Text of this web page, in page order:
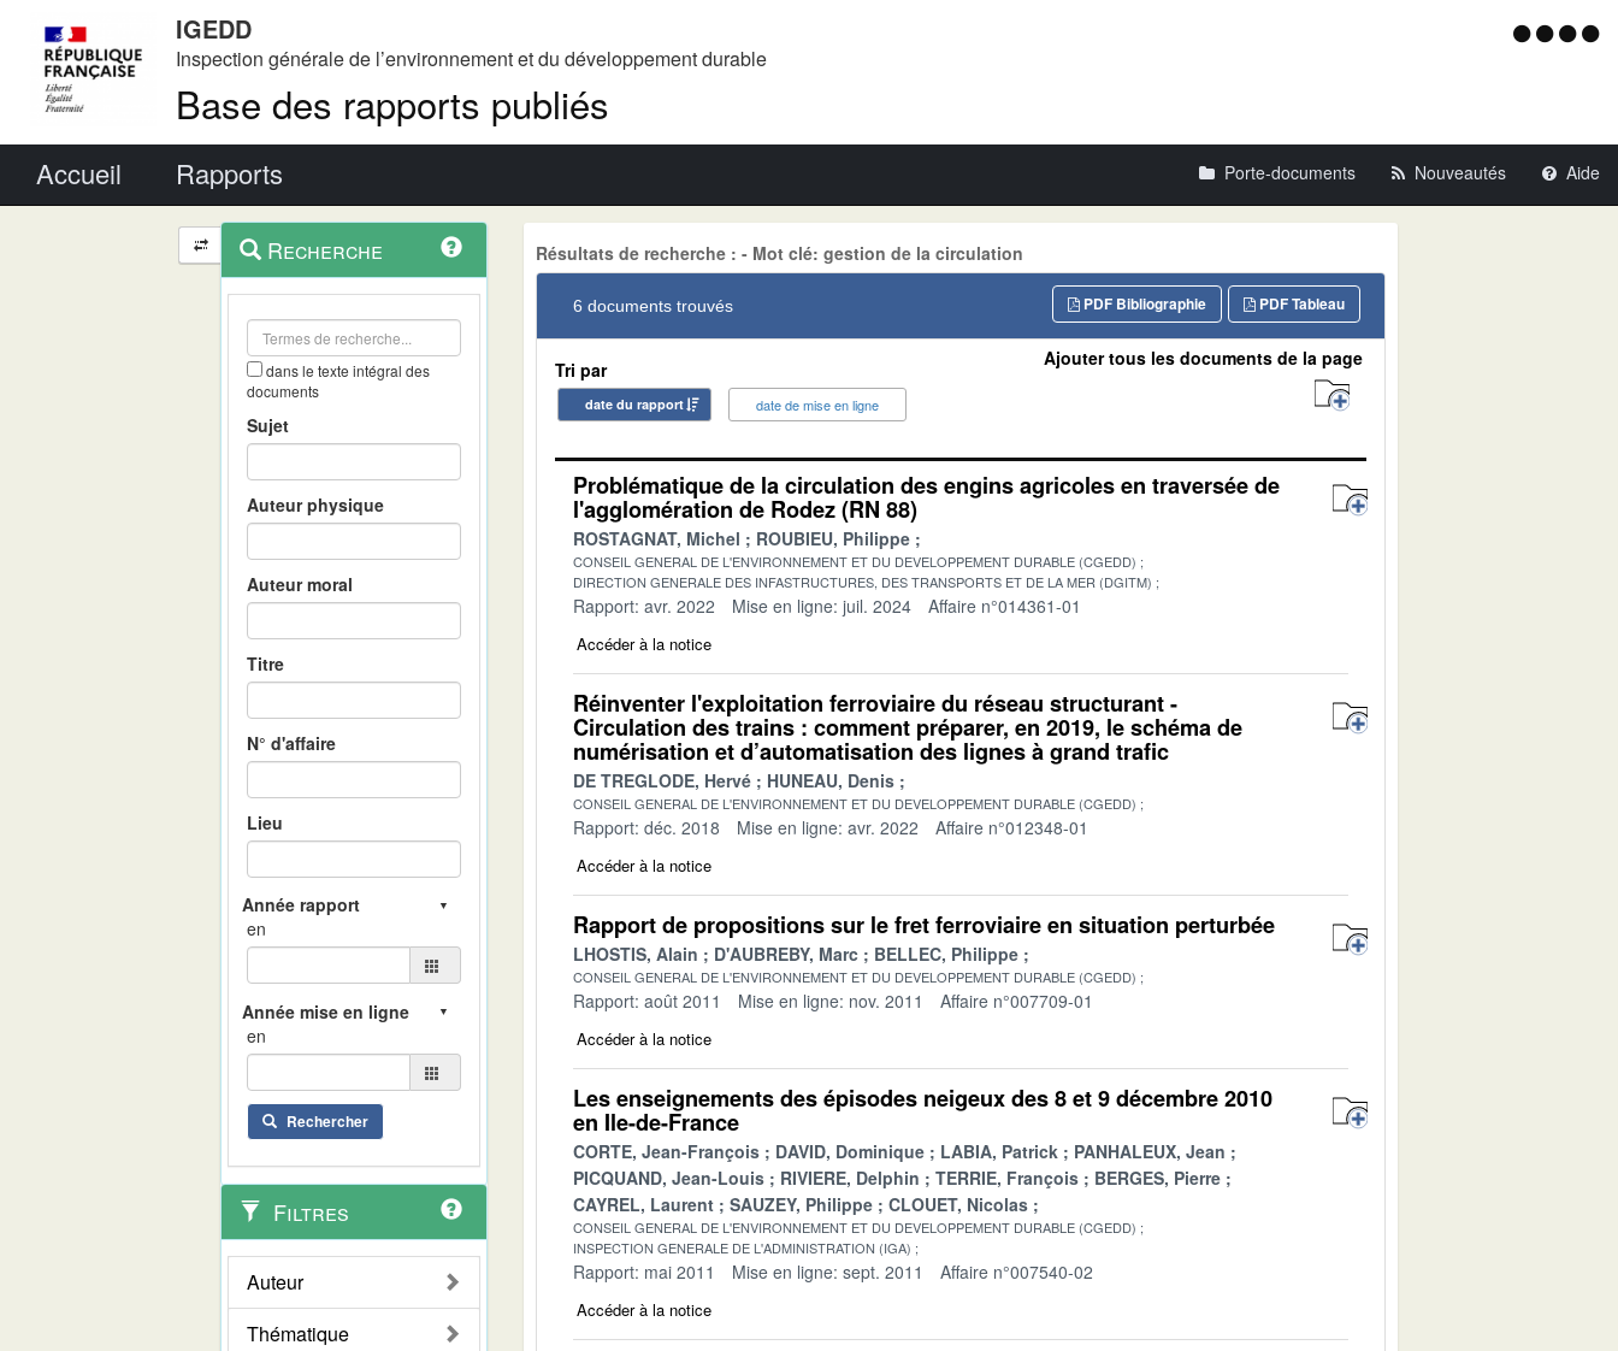
IGEDD
Inspection générale de l’environnement et du développement durable
Base des rapports publiés
Menu
Accueil Rapports Porte-documents Nouveautés Aide
Navigation
et
outils
contextuel
Recherche
dans le texte intégral des
documents
Sujet
Auteur physique
Auteur moral
Titre
N° d'affaire
Lieu
en
en
Rechercher
Filtres
Auteur
Thématique
Résultats de recherche : - Mot clé: gestion de la circulation
6 documents trouvés PDF Tableau
PDF Bibliographie
Tri par
date du rapport date de mise en ligne
Ajouter tous les documents de la page
Problématique de la circulation des engins agricoles en traversée de
l'agglomération de Rodez (RN 88)
ROSTAGNAT, Michel ROUBIEU, Philippe
CONSEIL GENERAL DE L'ENVIRONNEMENT ET DU DEVELOPPEMENT DURABLE (CGEDD)
DIRECTION GENERALE DES INFASTRUCTURES, DES TRANSPORTS ET DE LA MER (DGITM)
Rapport: avr. 2022 Mise en ligne: juil. 2024 Affaire n°014361-01
Accéder à la notice
Réinventer l'exploitation ferroviaire du réseau structurant -
Circulation des trains : comment préparer, en 2019, le schéma de
numérisation et d’automatisation des lignes à grand trafic
DE TREGLODE, Hervé HUNEAU, Denis
CONSEIL GENERAL DE L'ENVIRONNEMENT ET DU DEVELOPPEMENT DURABLE (CGEDD)
Rapport: déc. 2018 Mise en ligne: avr. 2022 Affaire n°012348-01
Accéder à la notice
Rapport de propositions sur le fret ferroviaire en situation perturbée
LHOSTIS, Alain D'AUBREBY, Marc BELLEC, Philippe
CONSEIL GENERAL DE L'ENVIRONNEMENT ET DU DEVELOPPEMENT DURABLE (CGEDD)
Rapport: août 2011 Mise en ligne: nov. 2011 Affaire n°007709-01
Accéder à la notice
Les enseignements des épisodes neigeux des 8 et 9 décembre 2010
en Ile-de-France
CORTE, Jean-François DAVID, Dominique LABIA, Patrick
PANHALEUX, Jean
PICQUAND, Jean-Louis
RIVIERE, Delphin TERRIE, François
BERGES, Pierre
CAYREL, Laurent
SAUZEY, Philippe CLOUET, Nicolas
CONSEIL GENERAL DE L'ENVIRONNEMENT ET DU DEVELOPPEMENT DURABLE (CGEDD)
INSPECTION GENERALE DE L'ADMINISTRATION (IGA)
Rapport: mai 2011 Mise en ligne: sept. 2011 Affaire n°007540-02
Accéder à la notice